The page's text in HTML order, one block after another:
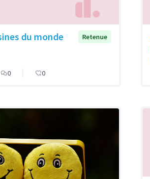
du monde Retenue
0 0